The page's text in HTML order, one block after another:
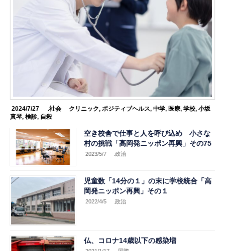
2024/7/27 .社会 クリニック, ポジティブヘルス, 中学, 医療, 学校, 小坂
真琴,検診, 自殺
空き校舎で仕事と人を呼び込め 小さな
村の挑戦「高岡発ニッポン再興」その75
2023/5/7 .政治
児童数「14分の１」の末に学校統合「高
岡発ニッポン再興」その１
2022/4/5 .政治
仏、コロナ14歳以下の感染増